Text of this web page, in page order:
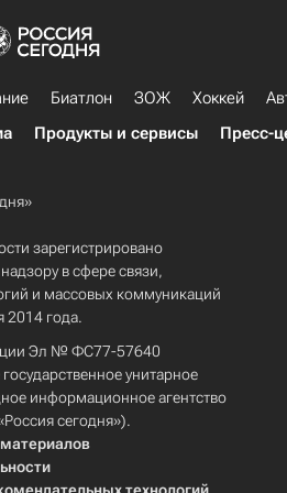
Биатлон ЗОЖ Хоккей
Продукты и сервисы Пресс-
зарегистрировано
в сфере связи,
и массовых коммуникаций
2014 года.
Эл № ФС77-57640
унитарное
информационное агентство
сегодня»).